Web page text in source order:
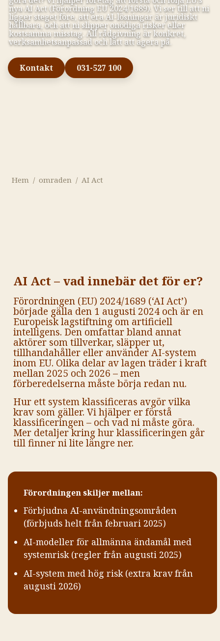
nya AI Act (Förordning EU 2024/1689). Vi ser till att ni
ligger steget före, att era AI-lösningar är juridiskt
hållbara, och att ni slipper onödiga risker eller
kostsamma misstag. All rådgivning är konkret,
verksamhetsanpassad och lätt att agera på.
Kontakt 031-527 100
Hem / omraden / AI Act
AI Act – vad innebär det för er?
Förordningen (EU) 2024/1689 (‘AI Act’)
började gälla den 1 augusti 2024 och är en
Europeisk lagstiftning om artificiell
intelligens. Den omfattar bland annat
aktörer som tillverkar, släpper ut,
tillhandahåller eller använder AI-system
inom EU. Olika delar av lagen träder i kraft
mellan 2025 och 2026 – men
förberedelserna måste börja redan nu.
Hur ett system klassificeras avgör vilka
krav som gäller. Vi hjälper er förstå
klassificeringen – och vad ni måste göra.
Mer detaljer kring hur klassificeringen går
till finner ni lite längre ner.
Förordningen skiljer mellan:
Förbjudna AI-användningsområden
(förbjuds helt från februari 2025)
AI-modeller för allmänna ändamål med
systemrisk (regler från augusti 2025)
AI-system med hög risk (extra krav från
augusti 2026)